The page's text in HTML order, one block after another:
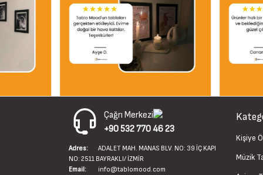
Çağrı Merkezi
+90 532 770 46 23
Adres:
ADALET MAH. MANAS BLV. NO: 39 İÇ KAPI
NO: 2511 BAYRAKLI/ İZMİR
Email:
info@tablomood.com
Kişiye
Müzik